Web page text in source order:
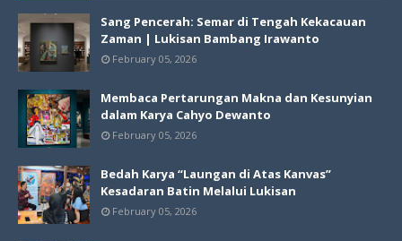
Sang Pencerah: Semar di Tengah Kekacauan
Zaman | Lukisan Bambang Irawanto
February 05, 2026
Membaca Pertarungan Makna dan Kesunyian
dalam Karya Cahyo Dewanto
February 05, 2026
Bedah Karya “Laungan di Atas Kanvas”
Kesadaran Batin Melalui Lukisan
February 05, 2026